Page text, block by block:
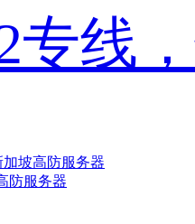
专线
加坡高防服务器
防服务器